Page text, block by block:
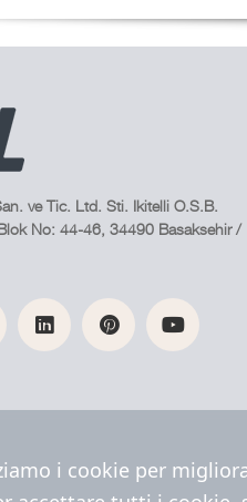
ve Tic. Ltd. Sti. Ikitelli O.S.B.
No: 44-46, 34490 Basaksehir /
i cookie per